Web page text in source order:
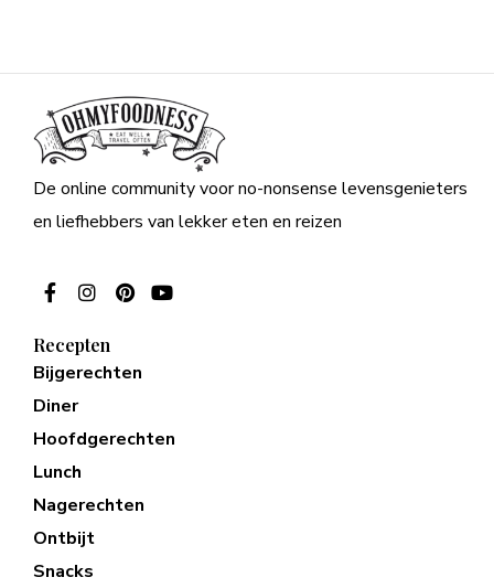
De online community voor no-nonsense levensgenieters
en liefhebbers van lekker eten en reizen
Recepten
Bijgerechten
Diner
Hoofdgerechten
Lunch
Nagerechten
Ontbijt
Snacks